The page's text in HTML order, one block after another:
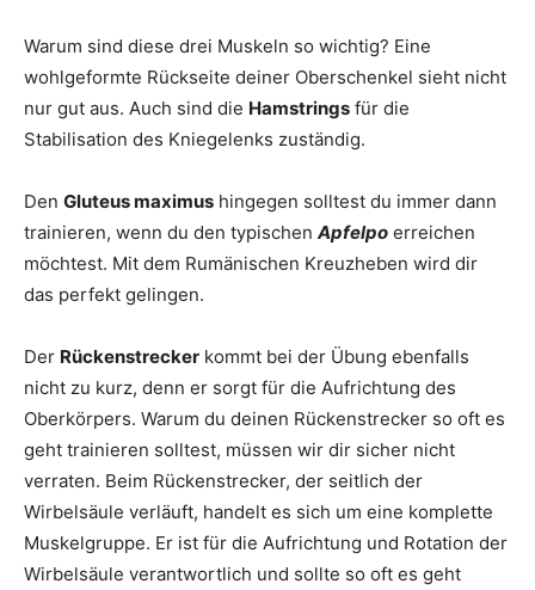
Warum sind diese drei Muskeln so wichtig? Eine
wohlgeformte Rückseite deiner Oberschenkel sieht nicht
nur gut aus. Auch sind die Hamstrings für die
Stabilisation des Kniegelenks zuständig.
Den Gluteus maximus hingegen solltest du immer dann
trainieren, wenn du den typischen Apfelpo erreichen
möchtest. Mit dem Rumänischen Kreuzheben wird dir
das perfekt gelingen.
Der Rückenstrecker kommt bei der Übung ebenfalls
nicht zu kurz, denn er sorgt für die Aufrichtung des
Oberkörpers. Warum du deinen Rückenstrecker so oft es
geht trainieren solltest, müssen wir dir sicher nicht
verraten. Beim Rückenstrecker, der seitlich der
Wirbelsäule verläuft, handelt es sich um eine komplette
Muskelgruppe. Er ist für die Aufrichtung und Rotation der
Wirbelsäule verantwortlich und sollte so oft es geht